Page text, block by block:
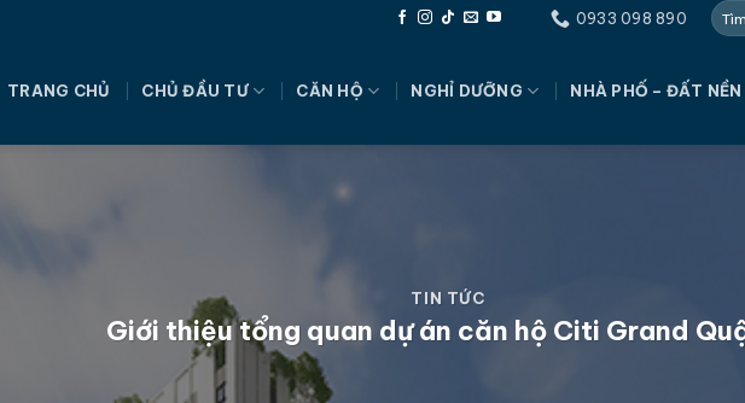
0933 098 890
TRANG CHỦ CHỦ ĐẦU TƯ CĂN HỘ NGHỈ DƯỠNG NHÀ PHỐ – ĐẤT NỀN
TIN TỨC
Giới thiệu tổng quan dự án căn hộ Citi Grand